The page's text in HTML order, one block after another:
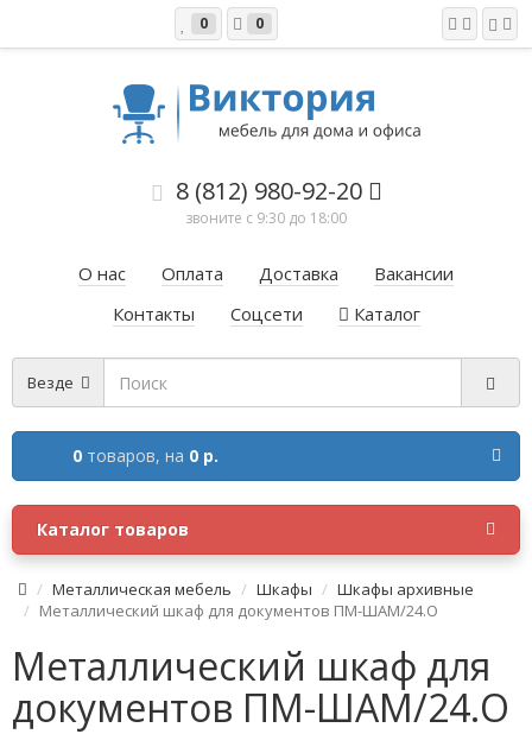
0 0
8 (812) 980-92-20
звоните с 9:30 до 18:00
О нас Оплата Доставка
Вакансии
Контакты
Соцсети Каталог
Везде
0 товаров, на 0 р.
Каталог товаров
Металлическая мебель Шкафы
Шкафы архивные
Металлический шкаф для документов ПМ-ШАМ/24.О
Металлический шкаф для
документов ПМ-ШАМ/24.О